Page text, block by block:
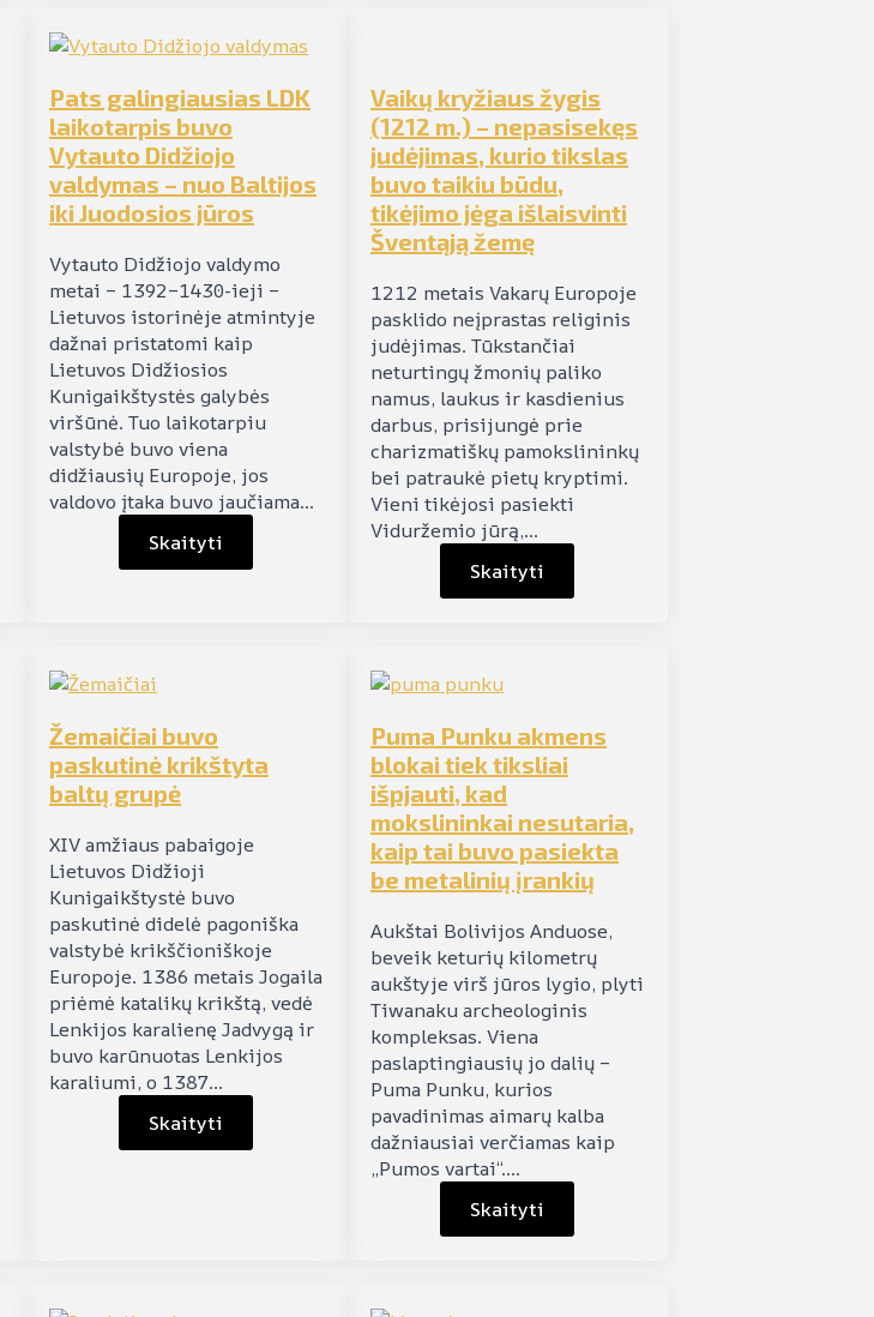
Pats galingiausias LDK
laikotarpis buvo
Vytauto Didžiojo
valdymas – nuo Baltijos
iki Juodosios jūros
Vytauto Didžiojo valdymo
metai – 1392–1430-ieji –
Lietuvos istorinėje atmintyje
dažnai pristatomi kaip
Lietuvos Didžiosios
Kunigaikštystės galybės
viršūnė. Tuo laikotarpiu
valstybė buvo viena
didžiausių Europoje, jos
valdovo įtaka buvo jaučiama…
Skaityti
Vaikų kryžiaus žygis
(1212 m.) – nepasisekęs
judėjimas, kurio tikslas
buvo taikiu būdu,
tikėjimo jėga išlaisvinti
Šventąją žemę
1212 metais Vakarų Europoje
pasklido neįprastas religinis
judėjimas. Tūkstančiai
neturtingų žmonių paliko
namus, laukus ir kasdienius
darbus, prisijungė prie
charizmatiškų pamokslininkų
bei patraukė pietų kryptimi.
Vieni tikėjosi pasiekti
Viduržemio jūrą,…
Skaityti
Žemaičiai buvo
paskutinė krikštyta
baltų grupė
XIV amžiaus pabaigoje
Lietuvos Didžioji
Kunigaikštystė buvo
paskutinė didelė pagoniška
valstybė krikščioniškoje
Europoje. 1386 metais Jogaila
priėmė katalikų krikštą, vedė
Lenkijos karalienę Jadvygą ir
buvo karūnuotas Lenkijos
karaliumi, o 1387…
Skaityti
Puma Punku akmens
blokai tiek tiksliai
išpjauti, kad
mokslininkai nesutaria,
kaip tai buvo pasiekta
be metalinių įrankių
Aukštai Bolivijos Anduose,
beveik keturių kilometrų
aukštyje virš jūros lygio, plyti
Tiwanaku archeologinis
kompleksas. Viena
paslaptingiausių jo dalių –
Puma Punku, kurios
pavadinimas aimarų kalba
dažniausiai verčiamas kaip
„Pumos vartai“.…
Skaityti